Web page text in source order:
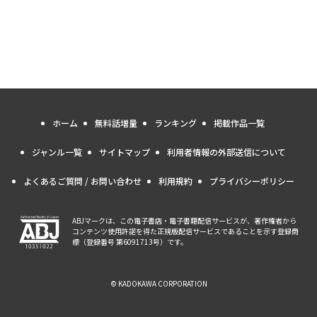
ホーム 無料話増量 ランキング 掲載作品一覧
ジャンル一覧 サイトマップ 利用者情報の外部送信について
よくあるご質問 / お問い合わせ 利用規約 プライバシーポリシー
ABJマークは、この電子書店・電子書籍配信サービスが、著作権者から
コンテンツ使用許諾を得た正規版配信サービスであることを示す登録商
標（登録番号 第6091713号）です。
© KADOKAWA CORPORATION